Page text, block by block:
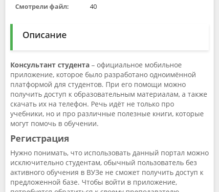
Смотрели файл:
40
Описание
Консультант студента – официальное мобильное
приложение, которое было разработано одноимённой
платформой для студентов. При его помощи можно
получить доступ к образовательным материалам, а также
скачать их на телефон. Речь идёт не только про
учебники, но и про различные полезные книги, которые
могут помочь в обучении.
Регистрация
Нужно понимать, что использовать данный портал можно
исключительно студентам, обычный пользователь без
активного обучения в ВУЗе не сможет получить доступ к
предложенной базе. Чтобы войти в приложение,